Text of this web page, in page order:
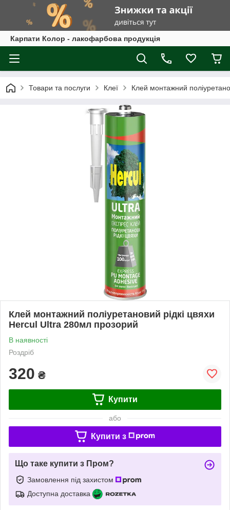
Карпати Колор - лакофарбова продукція
Товари та послуги Клеї Клей монтажний
Клей монтажний поліуретановий рідкі цвяхи
Hercul Ultra 280мл прозорий
В наявності
Роздріб
320 ₴
Купити
або
Купити з
Що таке купити з Пром?
Замовлення під захистом
Доступна доставка